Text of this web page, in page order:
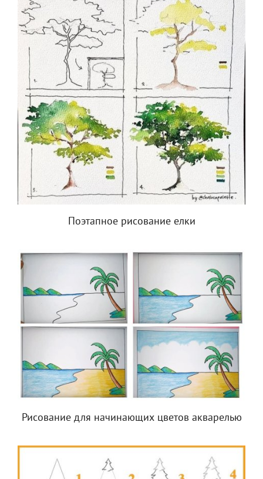
Поэтапное рисование елки
Рисование для начинающих цветов акварелью